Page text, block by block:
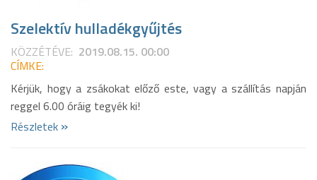
Szelektív hulladékgyűjtés
KÖZZÉTÉVE: 2019.08.15. 00:00
CÍMKE:
Kérjük, hogy a zsákokat előző este, vagy a szállítás napján
reggel 6.00 óráig tegyék ki!
Részletek »